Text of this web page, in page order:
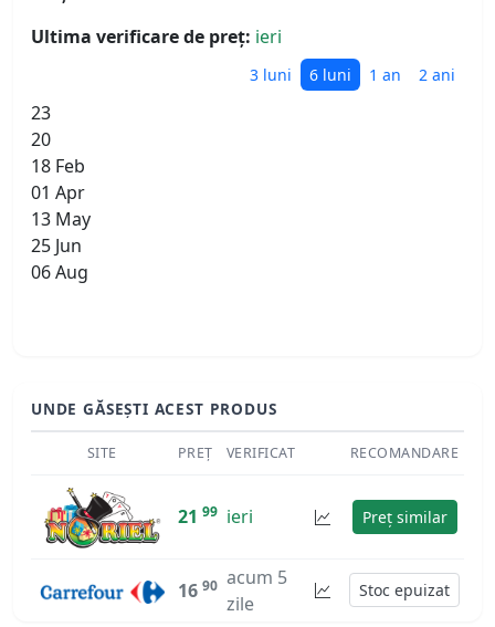
Ultima verificare de preț: ieri
3 luni 6 luni 1 an 2 ani
23
20
18 Feb
01 Apr
13 May
25 Jun
06 Aug
UNDE GĂSEȘTI ACEST PRODUS
SITE PREȚ VERIFICAT RECOMANDARE
21 99 ieri Preț similar
16 90 acum 5
zile
Stoc epuizat